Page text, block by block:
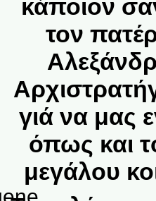
κάποιον
τον
γιά να μας
όπως και
μεγάλου